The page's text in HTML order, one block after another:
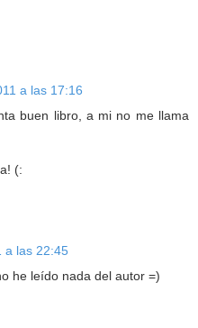
a las 17:16
buen libro, a mi no me llama
(:
a las 22:45
he leído nada del autor =)